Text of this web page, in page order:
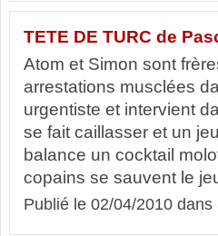
TETE DE TURC de
Atom et Simon sont
arrestations musclées
urgentiste et intervient
se fait caillasser et un
balance un cocktail
copains se sauvent le
Publié le 02/04/2010 dans